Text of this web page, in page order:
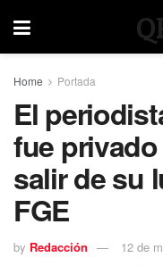
Home Portada
El
fue
salir de su
FGE
by Redacción 12 de